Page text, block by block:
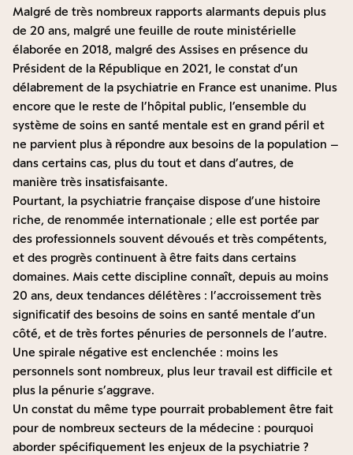
Malgré de très nombreux rapports alarmants depuis plus
de 20 ans, malgré une feuille de route ministérielle
élaborée en 2018, malgré des Assises en présence du
Président de la République en 2021, le constat d’un
délabrement de la psychiatrie en France est unanime. Plus
encore que le reste de l’hôpital public, l’ensemble du
système de soins en santé mentale est en grand péril et
ne parvient plus à répondre aux besoins de la population –
dans certains cas, plus du tout et dans d’autres, de
manière très insatisfaisante.
Pourtant, la psychiatrie française dispose d’une histoire
riche, de renommée internationale ; elle est portée par
des professionnels souvent dévoués et très compétents,
et des progrès continuent à être faits dans certains
domaines. Mais cette discipline connaît, depuis au moins
20 ans, deux tendances délétères : l’accroissement très
significatif des besoins de soins en santé mentale d’un
côté, et de très fortes pénuries de personnels de l’autre.
Une spirale négative est enclenchée : moins les
personnels sont nombreux, plus leur travail est difficile et
plus la pénurie s’aggrave.
Un constat du même type pourrait probablement être fait
pour de nombreux secteurs de la médecine : pourquoi
aborder spécifiquement les enjeux de la psychiatrie ?